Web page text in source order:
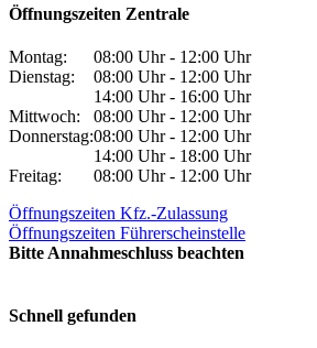
Öffnungszeiten Zentrale
Montag:
08:00 Uhr - 12:00 Uhr
Dienstag:
08:00 Uhr - 12:00 Uhr
14:00 Uhr - 16:00 Uhr
Mittwoch:
08:00 Uhr - 12:00 Uhr
Donnerstag:08:00 Uhr - 12:00 Uhr
14:00 Uhr - 18:00 Uhr
Freitag:
08:00 Uhr - 12:00 Uhr
Öffnungszeiten Kfz.-Zulassung
Öffnungszeiten Führerscheinstelle
Bitte Annahmeschluss beachten
Schnell gefunden